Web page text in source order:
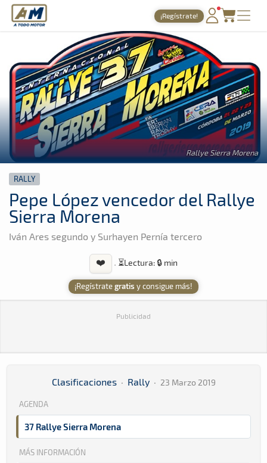
A Todo Motor · Revista del motor desde 1999
¡Regístrate!
PORTADA
TIEMPOS ONLINE
NOTICIAS
AGENDA
GALERÍAS
TIENDA
Noticias » Rally
Rallye Sierra Morena
RALLY
Pepe López vencedor del Rallye
Sierra Morena
Iván Ares segundo y Surhayen Pernía tercero
❤️ · ⏳Lectura: 🔒 min
¡Regístrategratis y consigue más!
Publicidad
Clasificaciones · Rally · 23 Marzo 2019
AGENDA
37 Rallye Sierra Morena
MÁS INFORMACIÓN